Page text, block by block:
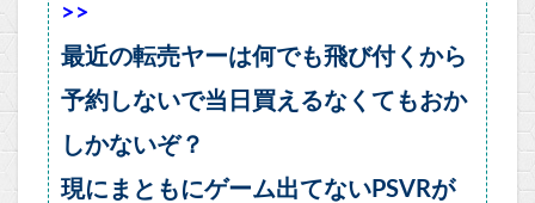
>>
最近の転売ヤーは何でも飛び付くから
予約しないで当日買えるなくてもおか
しかないぞ？
現にまともにゲーム出てないPSVRが